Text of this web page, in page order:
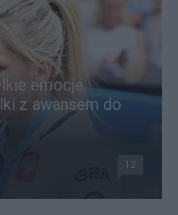
emocje.
z awansem do
12